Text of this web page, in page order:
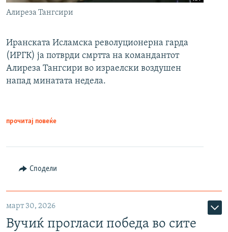
Алиреза Тангсири
Иранската Исламска револуционерна гарда
(ИРГК) ја потврди смртта на командантот
Алиреза Тангсири во израелски воздушен
напад минатата недела.
прочитај повеќе
Сподели
март 30, 2026
Вучиќ прогласи победа во сите